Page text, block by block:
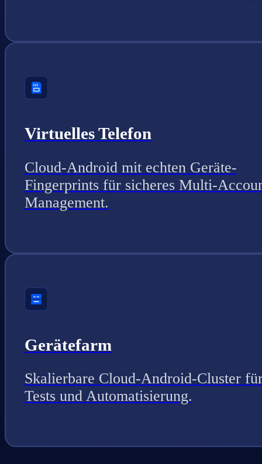
Virtuelles Telefon
Cloud-Android mit echten Geräte-
Fingerprints für sicheres Multi-
Management.
Gerätefarm
Skalierbare Cloud-Android-Cluster
Tests und Automatisierung.